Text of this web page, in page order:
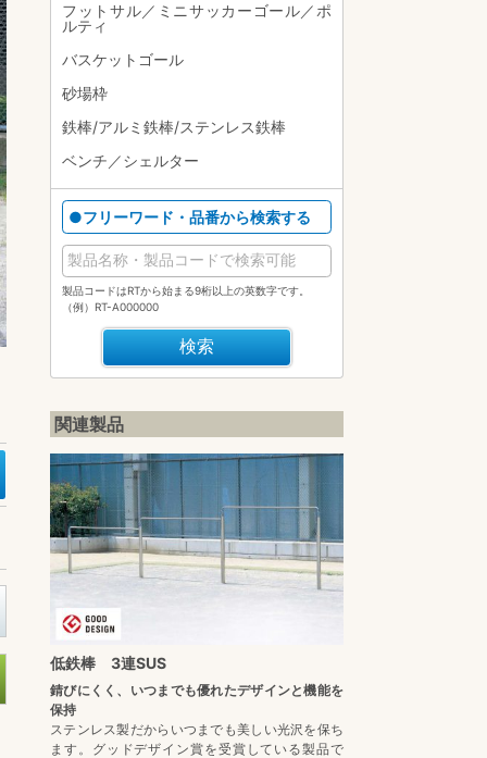
フットサル／ミニサッカーゴール／ポ
ルティ
バスケットゴール
砂場枠
鉄棒/アルミ鉄棒/ステンレス鉄棒
ベンチ／シェルター
●フリーワード・品番から検索する
製品コードはRTから始まる9桁以上の英数字です。
（例）RT-A000000
関連製品
低鉄棒 3連SUS
錆びにくく、いつまでも優れたデザインと機能を
保持
ステンレス製だからいつまでも美しい光沢を保ち
ます。グッドデザイン賞を受賞している製品で